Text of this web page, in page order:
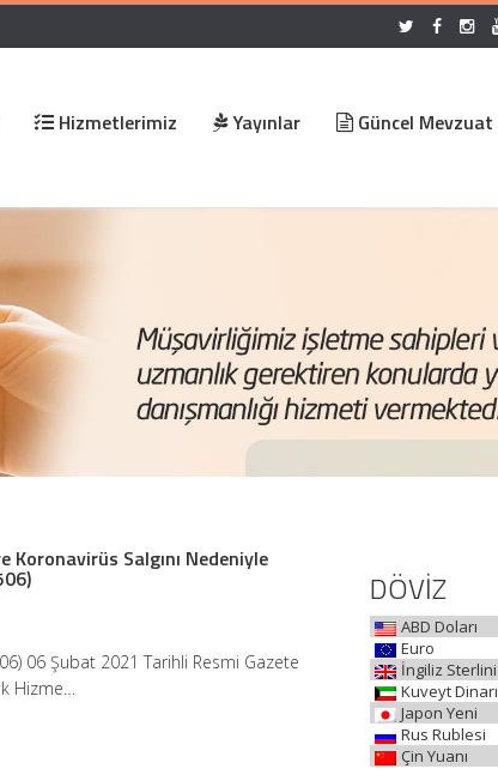
Hizmetlerimiz Yayınlar Güncel Mevzuat
Salgını Nedeniyle
06 Şubat 2021 Tarihli Resmi Gazete
Hizme…
DÖVİZ
ABD Doları
Euro
İngiliz Sterlini
Kuveyt Dinarı
Japon Yeni
Rus Rublesi
Çin Yuanı